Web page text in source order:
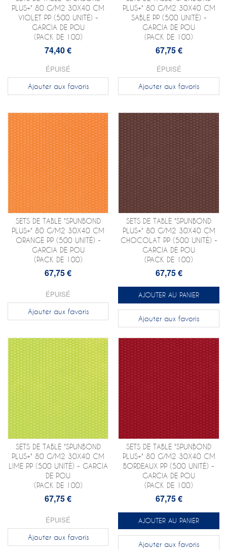
PLUS+" 80 G/M2 30X40 CM
VIOLET PP (500 UNITÉ) -
GARCIA DE POU
(PACK DE 100)
74,40 €
ÉPUISÉ
Ajouter aux favoris
PLUS+" 80 G/M2 30X40 CM
SABLE PP (500 UNITÉ) -
GARCIA DE POU
(PACK DE 100)
67,75 €
ÉPUISÉ
Ajouter aux favoris
SETS DE TABLE "SPUNBOND
PLUS+" 80 G/M2 30X40 CM
ORANGE PP (500 UNITÉ) -
GARCIA DE POU
(PACK DE 100)
67,75 €
ÉPUISÉ
Ajouter aux favoris
SETS DE TABLE "SPUNBOND
PLUS+" 80 G/M2 30X40 CM
CHOCOLAT PP (500 UNITÉ) -
GARCIA DE POU
(PACK DE 100)
67,75 €
AJOUTER AU PANIER
Ajouter aux favoris
SETS DE TABLE "SPUNBOND
PLUS+" 80 G/M2 30X40 CM
LIME PP (500 UNITÉ) - GARCIA
DE POU
(PACK DE 100)
67,75 €
ÉPUISÉ
Ajouter aux favoris
SETS DE TABLE "SPUNBOND
PLUS+" 80 G/M2 30X40 CM
BORDEAUX PP (500 UNITÉ) -
GARCIA DE POU
(PACK DE 100)
67,75 €
AJOUTER AU PANIER
Ajouter aux favoris